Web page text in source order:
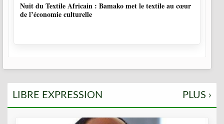
Nuit du Textile Africain : Bamako met le textile au cœur
de l’économie culturelle
LIBRE EXPRESSION PLUS ›